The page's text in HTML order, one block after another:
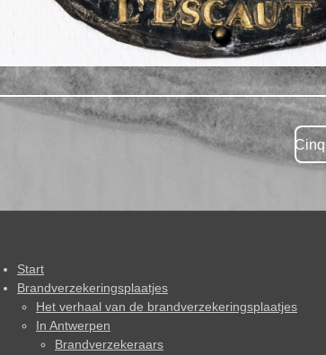
Start
Brandverzekeringsplaatjes
Het verhaal van de brandverzekeringsplaatjes
In Antwerpen
Brandverzekeraars